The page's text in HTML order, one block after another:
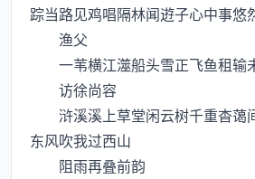
踪当路见鸡唱隔林闻逰子心中事悠
渔父
一苇横江澨船头雪正飞鱼租输
访徐尚容
浒溪溪上草堂闲云树千重杳蔼
东风吹我过西山
阻雨再叠前韵